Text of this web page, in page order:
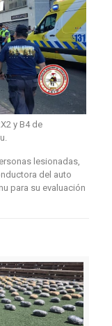
y B4 de
lesionadas,
del auto
para su evaluación